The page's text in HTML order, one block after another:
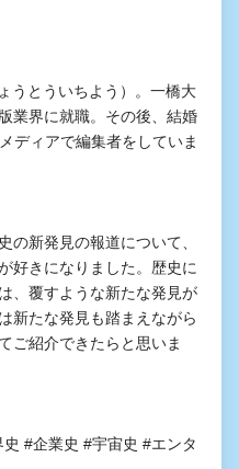
うとういちよう）。一橋大
業界に就職。その後、結婚
ディアで編集者をしていま
の新発見の報道について、
好きになりました。歴史に
、覆すような新たな発見が
新たな発見も踏まえながら
ご紹介できたらと思いま
#企業史 #宇宙史 #エンタ